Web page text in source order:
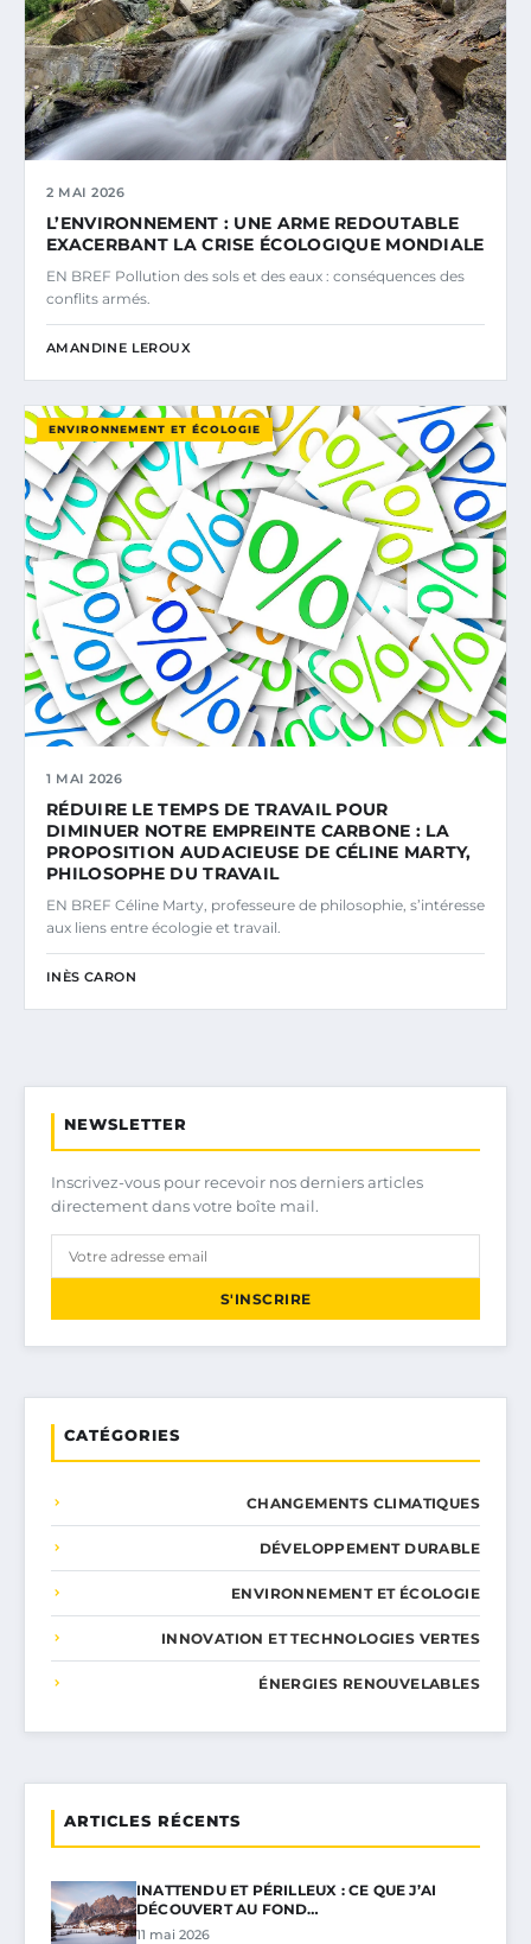
2 MAI 2026
L’ENVIRONNEMENT : UNE ARME REDOUTABLE
EXACERBANT LA CRISE ÉCOLOGIQUE MONDIALE
EN BREF Pollution des sols et des eaux : conséquences des
conflits armés.
AMANDINE LEROUX
ENVIRONNEMENT ET ÉCOLOGIE
1 MAI 2026
RÉDUIRE LE TEMPS DE TRAVAIL POUR
DIMINUER NOTRE EMPREINTE CARBONE : LA
PROPOSITION AUDACIEUSE DE CÉLINE MARTY,
PHILOSOPHE DU TRAVAIL
EN BREF Céline Marty, professeure de philosophie, s’intéresse
aux liens entre écologie et travail.
INÈS CARON
NEWSLETTER
Inscrivez-vous pour recevoir nos derniers articles
directement dans votre boîte mail.
S'INSCRIRE
CATÉGORIES
CHANGEMENTS CLIMATIQUES
DÉVELOPPEMENT DURABLE
ENVIRONNEMENT ET ÉCOLOGIE
INNOVATION ET TECHNOLOGIES VERTES
ÉNERGIES RENOUVELABLES
ARTICLES RÉCENTS
INATTENDU ET PÉRILLEUX : CE QUE J’AI
DÉCOUVERT AU FOND…
11 mai 2026